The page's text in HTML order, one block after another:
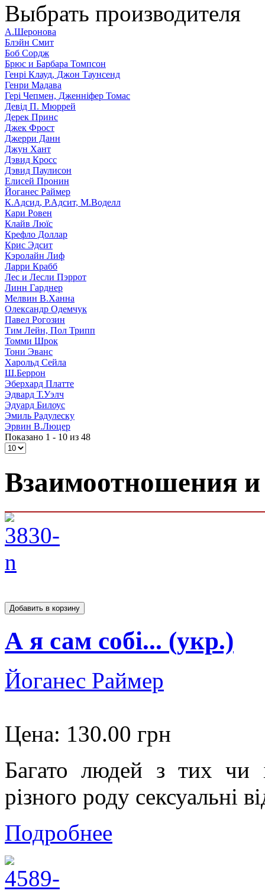
Выбрать производителя
А.Шеронова
Блэйн Смит
Боб Сордж
Брюс и Барбара Томпсон
Генрі Клауд, Джон Таунсенд
Генри Мадава
Гері Чепмен, Дженніфер Томас
Девід П. Мюррей
Дерек Принс
Джек Фрост
Джерри Данн
Джун Хант
Дэвид Кросс
Дэвид Паулисон
Елисей Пронин
Йоганес Раймер
К.Адсид, Р.Адсит, М.Воделл
Кари Ровен
Клайв Люїс
Крефло Доллар
Крис Эдсит
Кэролайн Лиф
Ларри Крабб
Лес и Лесли Пэррот
Линн Гарднер
Мелвин В.Ханна
Олександр Одемчук
Павел Рогозин
Тим Лейн, Пол Трипп
Томми Шрок
Тони Эванс
Харольд Сейла
Ш.Беррон
Эберхард Платте
Эдвард Т.Уэлч
Эдуард Билоус
Эмиль Радулеску
Эрвин В.Люцер
Показано 1 - 10 из 48
Взаимоотношения и
А я сам собі... (укр.)
Йоганес Раймер
Цена: 130.00 грн
Багато людей з тих
різного роду сексуальні
Подробнее